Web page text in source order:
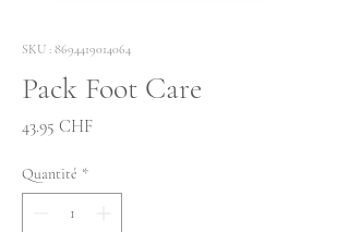
SKU : 8694419014064
Pack Foot Care
43.95 CHFPrix
Quantité *